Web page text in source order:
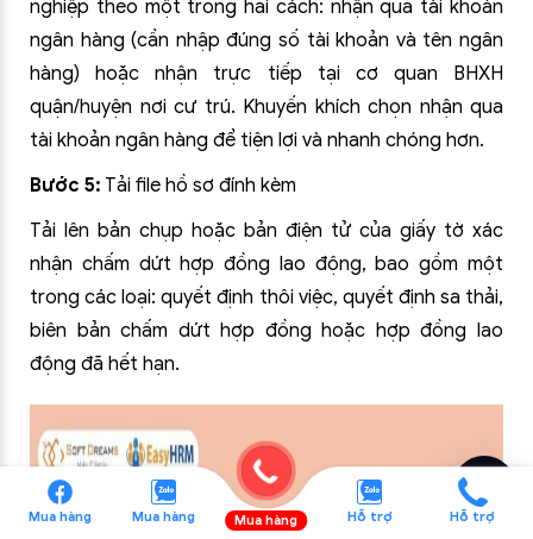
nghiệp theo một trong hai cách: nhận qua tài khoản
ngân hàng (cần nhập đúng số tài khoản và tên ngân
hàng) hoặc nhận trực tiếp tại cơ quan BHXH
quận/huyện nơi cư trú. Khuyến khích chọn nhận qua
tài khoản ngân hàng để tiện lợi và nhanh chóng hơn.
Bước 5: Tải file hồ sơ đính kèm
Tải lên bản chụp hoặc bản điện tử của giấy tờ xác
nhận chấm dứt hợp đồng lao động, bao gồm một
trong các loại: quyết định thôi việc, quyết định sa thải,
biên bản chấm dứt hợp đồng hoặc hợp đồng lao
động đã hết hạn.
Mua hàng Mua hàng Mua hàng Hỗ trợ Hỗ trợ